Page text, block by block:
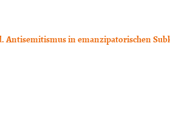
Antisemitismus in emanzipatorischen